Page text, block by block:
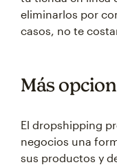
eliminarlos por
casos, no te
Más
El dropshipping
negocios una
sus productos y